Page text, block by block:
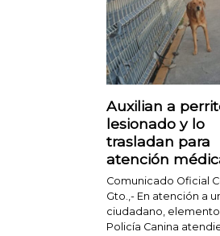
Auxilian a
lesionado y lo
trasladan para
atención
Comunicado Oficial
Gto.,- En atención a
ciudadano,
Policía Canina